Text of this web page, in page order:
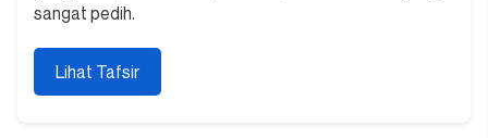
sangat pedih.
Lihat Tafsir